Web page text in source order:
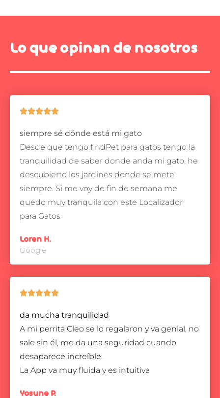
Lo que opinan de nosotros

siempre sé dónde está mi gato
Desde que tengo findPet para gatos tengo la
tranquilidad de saber donde anda mi gato, he
descubierto los jardines donde se mete
siempre. Si me voy de fin de semana me
quedo muy tranquila con este Localizador
para Gatos
Loren H.
Google

da mucha tranquilidad
A mi perrita Cleo se lo regalaron y va genial, no
sale sin él, me da una seguridad cuando
desaparece increíble.
La App va muy fluida y es intuitiva
Yosune P.